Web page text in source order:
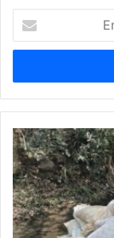
t
r
y
u
r
E
m
a
i